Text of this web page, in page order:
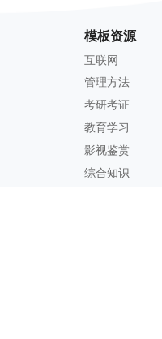
模板资源
互联网
管理方法
考研考证
教育学习
影视鉴赏
综合知识